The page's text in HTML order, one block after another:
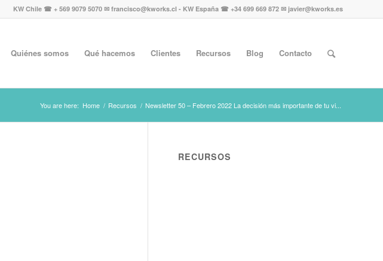
KW Chile ☎ + 569 9079 5070 ✉ francisco@kworks.cl - KW España ☎ +34 699 669 872 ✉ javier@kworks.es
Quiénes somos Qué hacemos Clientes Recursos Blog Contacto
You are here: Home / Recursos / Newsletter 50 – Febrero 2022 La decisión más importante de tu vi...
RECURSOS